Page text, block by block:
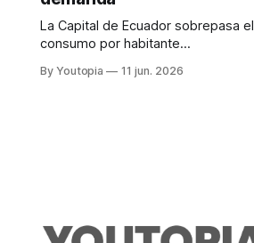
La Capital de Ecuador sobrepasa el
consumo por habitante
contemplan los costos de
By Youtopia 11 jun. 2026